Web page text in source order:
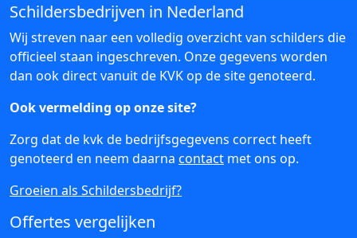
Schildersbedrijven in Nederland
Wij streven naar een volledig overzicht van schilders die
officieel staan ingeschreven. Onze gegevens worden
dan ook direct vanuit de KVK op de site genoteerd.
Ook vermelding op onze site?
Zorg dat de kvk de bedrijfsgegevens correct heeft
genoteerd en neem daarna contact met ons op.
Groeien als Schildersbedrijf?
Offertes vergelijken